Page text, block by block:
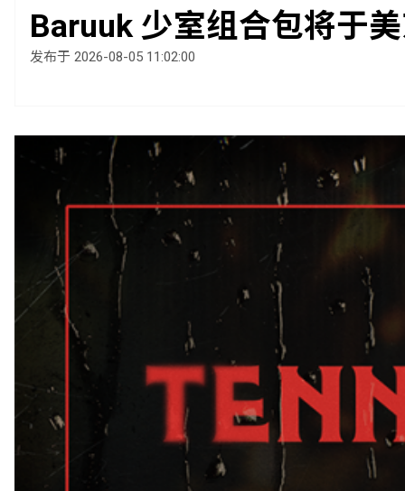
Baruuk 少室组合包将于
发布于 2026-08-05 11:02:00